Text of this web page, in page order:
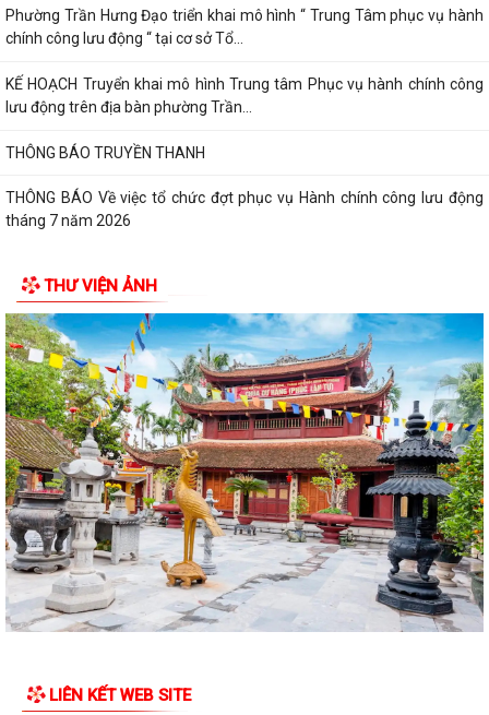
Phường Trần Hưng Đạo triển khai mô hình “ Trung Tâm phục vụ hành
chính công lưu động “ tại cơ sở Tổ...
KẾ HOẠCH Truyển khai mô hình Trung tâm Phục vụ hành chính công
lưu động trên địa bàn phường Trần...
THÔNG BÁO TRUYỀN THANH
THÔNG BÁO Về việc tổ chức đợt phục vụ Hành chính công lưu động
tháng 7 năm 2026
tâm thần Hải Dương nhân dịp 79...
Đồng chí Vũ Thị Hiên, Phó bí thư thường trực Đảng ủy phường Trần
Hưng Đạo thăm, tặng quà nhân Ngày...
Phường Trần Hưng Đạo triển khai lấy mẫu ADN các phần mộ liệt sĩ vô
danh tại Nghĩa trang Liệt Lê Lợi...
Đ/c Nguyễn Minh Thắng Bí thư Đảng ủy- Chủ tịch HĐND phường Trần
Hưng Đạo thăm, tặng quà gia đình...
Hơn 30 cán bộ, hội viên chữ thập đỏ trên địa bàn phường Trần Hưng
Đạo được tập huấn kỹ năng sơ cấp...
QUYẾT ĐỊNH Về việc công bố Danh mục thủ tục hành chính mới ban
hành, bị bãi bỏ thuộc phạm vi chức...
tặng quà các gia đình chính sách...
THƯ VIỆN ẢNH
LIÊN KẾT WEB SITE